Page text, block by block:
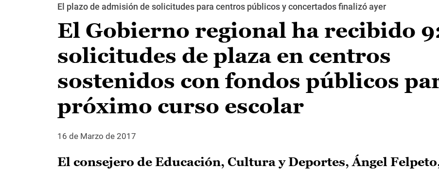
El plazo de admisión de solicitudes para centros públicos y concertados finalizó ayer
El Gobierno regional ha recibido
solicitudes de plaza en centros
sostenidos con fondos públicos
próximo curso escolar
16 de Marzo de 2017
El consejero de Educación, Cultura y Deportes, Ángel